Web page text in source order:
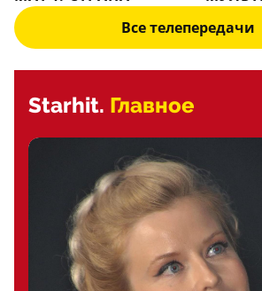
Все телепередачи
Starhit. Главное